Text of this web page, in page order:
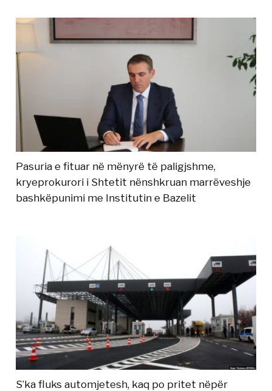
Pasuria e fituar në mënyrë të paligjshme,
kryeprokurori i Shtetit nënshkruan marrëveshje
bashkëpunimi me Institutin e Bazelit
S’ka fluks automjetesh, kaq po pritet nëpër